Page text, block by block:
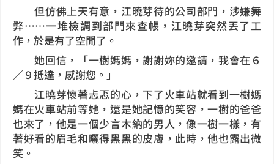
但仿佛上天有意，江曉芽待的公司部門，涉嫌舞
弊……一堆檢調到部門來查帳，江曉芽突然丟了工
作，於是有了空閒了。
她回信，「一樹媽媽，謝謝妳的邀請，我會在６
／９抵達，感謝您。」
江曉芽懷著忐忑的心，下了火車站就看到一樹媽
媽在火車站前等她，還是她記憶的笑容，一樹的爸爸
也來了，他是一個少言木納的男人，像一樹一樣，有
著好看的眉毛和曬得黑黑的皮膚，此時，他也露出微
笑。